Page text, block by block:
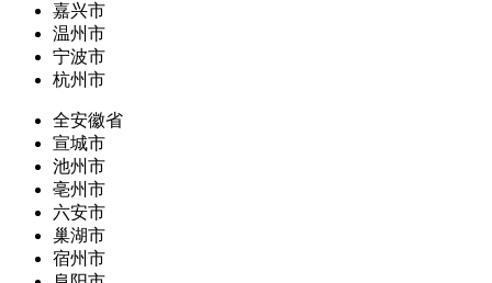
嘉兴市
温州市
宁波市
杭州市
全安徽省
宣城市
池州市
亳州市
六安市
巢湖市
宿州市